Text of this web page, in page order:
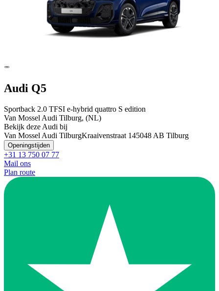
Audi Q5
Sportback 2.0 TFSI e-hybrid quattro S edition
Van Mossel Audi Tilburg, (NL)
Bekijk deze Audi bij
Van Mossel Audi TilburgKraaivenstraat 145048 AB Tilburg
Openingstijden
+31 13 750 07 77
Mail ons
Plan route